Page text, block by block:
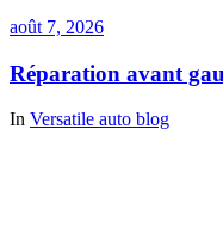
août 7, 2026
Réparation avant
In Versatile auto blog